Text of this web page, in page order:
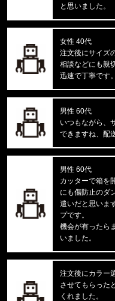
福岡県のお客様
CARHARTT/カー
M IRVINE
福岡県のお客様
BEN DAVIS/ベンデ
SOUVENIR
福岡県のお客様
47 Brand/フォー
福岡県のお客様
THE NORTH
M EVOLUTION
福岡県のお客様
reversal/リバーサル
福岡県のお客様
CALVIN KLEIN/カ
MICROFIBER
と思いました。
女性 40代
注文後にサイズ
相談などにも親
迅速で丁寧です。
男性 60代
いつもながら、
できますね、配
男性 60代
カッターで箱を
にも傷防止のダ
遣いだと思いま
プです。
機会が有ったら
いました。
注文後にカラー
させてもらった
くれました。